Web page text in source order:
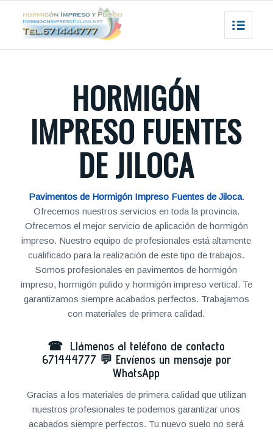
HORMIGÓN
IMPRESO FUENTES
DE JILOCA
Pavimentos de Hormigón Impreso Fuentes de Jiloca.
Ofrecemos nuestros servicios en toda la provincia.
Ofrecemos el mejor servicio de aplicación de hormigón
impreso. Nuestro equipo de profesionales está altamente
cualificado para la realización de este tipo de trabajos.
Somos profesionales en pavimentos de hormigón
impreso, hormigón pulido y hormigón impreso vertical. Te
garantizamos siempre acabados perfectos. Trabajamos
con materiales de primera calidad.
☎ Llámenos al teléfono de contacto
671444777 💬 Envíenos un mensaje por
WhatsApp
Gracias a los materiales de primera calidad que utilizan
nuestros profesionales te podemos garantizar unos
acabados siempre perfectos. Tu nuevo suelo no será